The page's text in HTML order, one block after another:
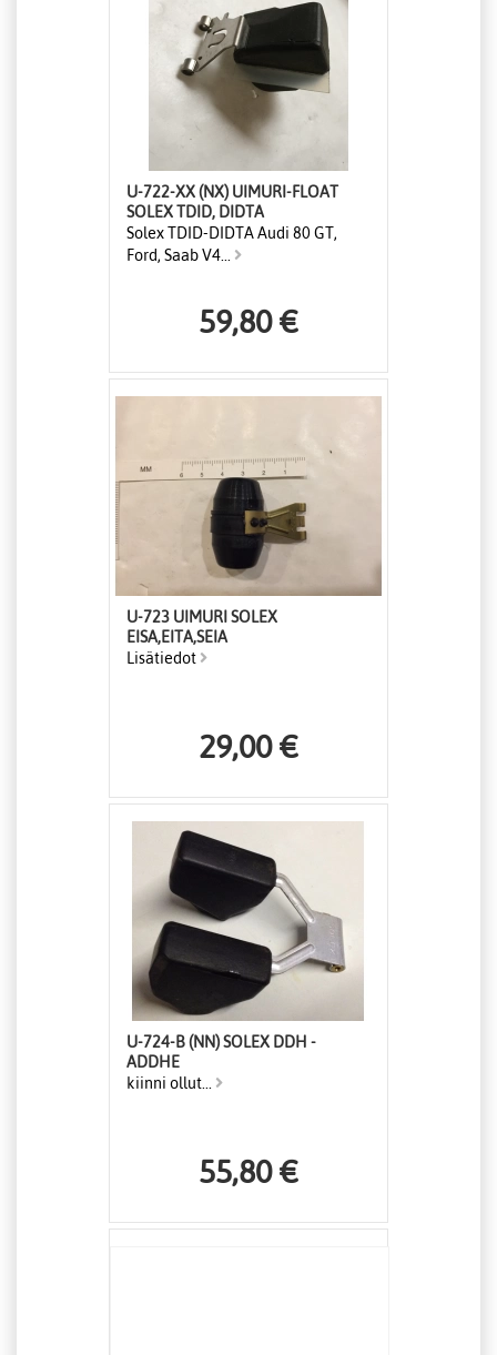
U-722-XX (NX) UIMURI-FLOAT
SOLEX TDID, DIDTA
Solex TDID-DIDTA Audi 80 GT,
Ford, Saab V4...
59,80 €
U-723 UIMURI SOLEX
EISA,EITA,SEIA
Lisätiedot
29,00 €
U-724-B (NN) SOLEX DDH -
ADDHE
kiinni ollut...
55,80 €